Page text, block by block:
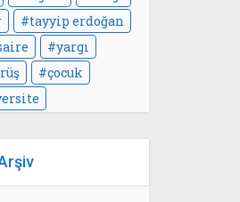
tayyip erdoğan
yargı
çocuk